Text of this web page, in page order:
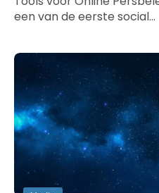
een van de eerste social…